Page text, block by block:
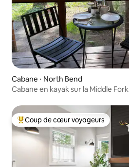
Cabane ⋅ North Bend
Cabane en kayak sur la Middle Fork
Coups de cœur voyageurs les plus
Coup de cœur voyageurs